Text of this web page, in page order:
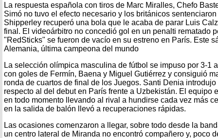
La respuesta española con tiros de Marc Miralles, Chefo
Simó no tuvo el efecto necesario y los británicos
Shipperley recuperó una bola que le acaba de parar Luis
final. El videoárbitro no concedió gol en un penalti rematado
"RedSticks" se fueron de vacío en su estreno en París. Este
Alemania, última campeona del mundo
La selección olímpica masculina de fútbol se impuso por 3-1
con goles de Fermín, Baena y Miguel Gutiérrez y consiguió
ronda de cuartos de final de los Juegos. Santi Denia
respecto al del debut en París frente a Uzbekistán. El equipo
en todo momento llevando al rival a hundirse cada vez más
en la salida de balón llevó a recuperaciones rápidas.
Las ocasiones comenzaron a llegar, sobre todo desde la
un centro lateral de Miranda no encontró compañero y, poco